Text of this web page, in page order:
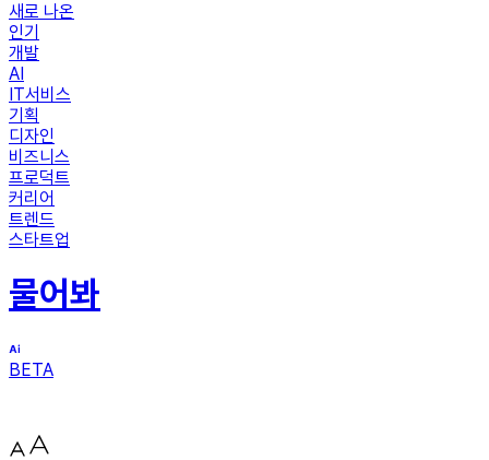
새로 나온
인기
개발
AI
IT서비스
기획
디자인
비즈니스
프로덕트
커리어
트렌드
스타트업
물어봐
BETA